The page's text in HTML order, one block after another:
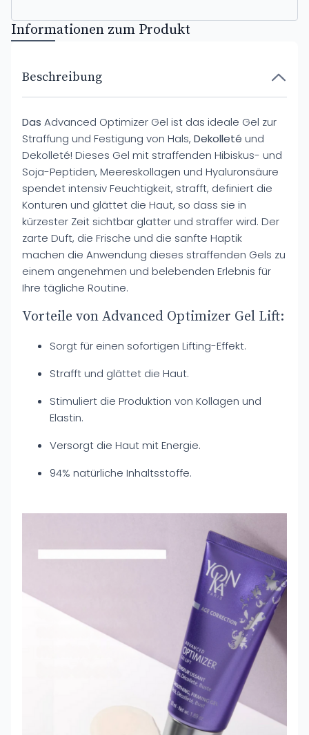
Informationen zum Produkt
Beschreibung
Das Advanced Optimizer Gel ist das ideale Gel zur
Straffung und Festigung von Hals, Dekolleté und
Dekolleté! Dieses Gel mit straffenden Hibiskus- und
Soja-Peptiden, Meereskollagen und Hyaluronsäure
spendet intensiv Feuchtigkeit, strafft, definiert die
Konturen und glättet die Haut, so dass sie in
kürzester Zeit sichtbar glatter und straffer wird. Der
zarte Duft, die Frische und die sanfte Haptik
machen die Anwendung dieses straffenden Gels zu
einem angenehmen und belebenden Erlebnis für
Ihre tägliche Routine.
Vorteile von Advanced Optimizer Gel Lift:
Sorgt für einen sofortigen Lifting-Effekt.
Strafft und glättet die Haut.
Stimuliert die Produktion von Kollagen und
Elastin.
Versorgt die Haut mit Energie.
94% natürliche Inhaltsstoffe.